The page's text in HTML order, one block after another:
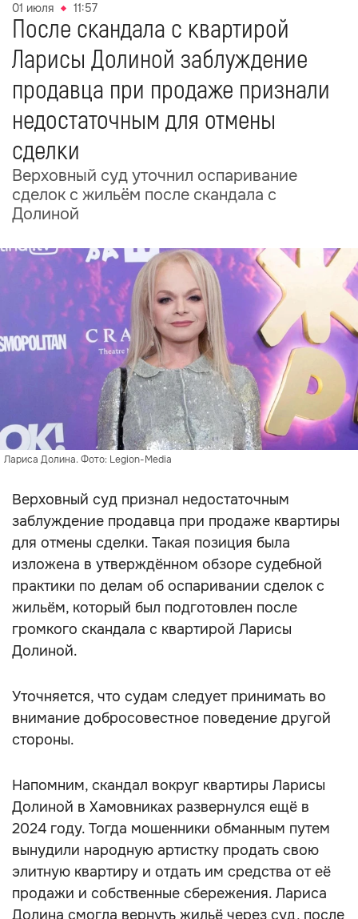
01 июля 11:57
После скандала с квартирой
Ларисы Долиной заблуждение
продавца при продаже признали
недостаточным для отмены
сделки
Верховный суд уточнил оспаривание
сделок с жильём после скандала с
Долиной
Лариса Долина. Фото: Legion-Media
Верховный суд признал недостаточным
заблуждение продавца при продаже квартиры
для отмены сделки. Такая позиция была
изложена в утверждённом обзоре судебной
практики по делам об оспаривании сделок с
жильём, который был подготовлен после
громкого скандала с квартирой Ларисы
Долиной.
Уточняется, что судам следует принимать во
внимание добросовестное поведение другой
стороны.
Напомним, скандал вокруг квартиры Ларисы
Долиной в Хамовниках развернулся ещё в
2024 году. Тогда мошенники обманным путем
вынудили народную артистку продать свою
элитную квартиру и отдать им средства от её
продажи и собственные сбережения. Лариса
Долина смогла вернуть жильё через суд, после